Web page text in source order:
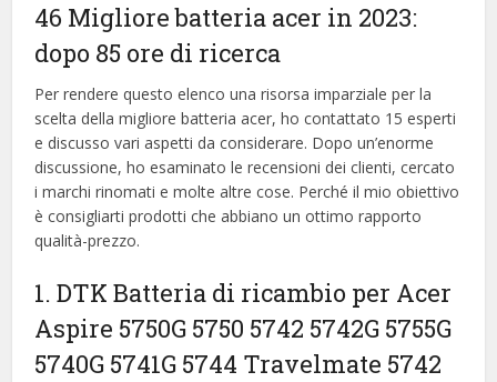
46 Migliore batteria acer in 2023:
dopo 85 ore di ricerca
Per rendere questo elenco una risorsa imparziale per la
scelta della migliore batteria acer, ​​ho contattato 15 esperti
e discusso vari aspetti da considerare. Dopo un’enorme
discussione, ho esaminato le recensioni dei clienti, cercato
i marchi rinomati e molte altre cose. Perché il mio obiettivo
è consigliarti prodotti che abbiano un ottimo rapporto
qualità-prezzo.
1. DTK Batteria di ricambio per Acer
Aspire 5750G 5750 5742 5742G 5755G
5740G 5741G 5744 Travelmate 5742